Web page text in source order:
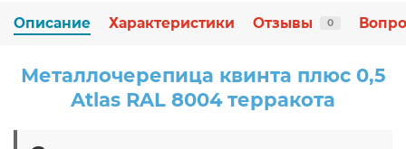
Описание Характеристики Отзывы 0
Металлочерепица квинта плюс 0,5
Atlas RAL 8004 терракота